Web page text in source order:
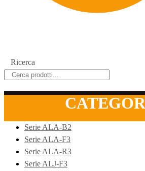
Ricerca
Serie ALA-B2
Serie ALA-F3
Serie ALA-R3
Serie ALJ-F3